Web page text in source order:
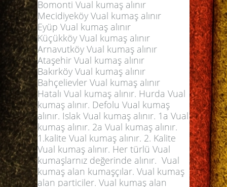
Bomonti Vual kumaş alınır
Mecidiyeköy Vual kumaş alınır
Eyüp Vual kumaş alınır
Küçükköy Vual kumaş alınır
Arnavutköy Vual kumaş alınır
Ataşehir Vual kumaş alınır
Bakırköy Vual kumaş alınır
Bahçelievler Vual kumaş alınır
Hatalı Vual kumaş alınır. Hurda Vual
kumaş alınır. Defolu Vual kumaş
alınır. Islak Vual kumaş alınır. 1a Vual
kumaş alınır. 2a Vual kumaş alınır.
1.kalite Vual kumaş alınır. 2. Kalite
Vual kumaş alınır. Her türlü Vual
kumaşlarnız değerinde alınır. Vual
kumaş alan kumaşçılar. Vual kumaş
alan particiler. Vual kumaş alan